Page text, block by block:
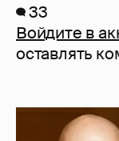
33
Войдите в
оставлять